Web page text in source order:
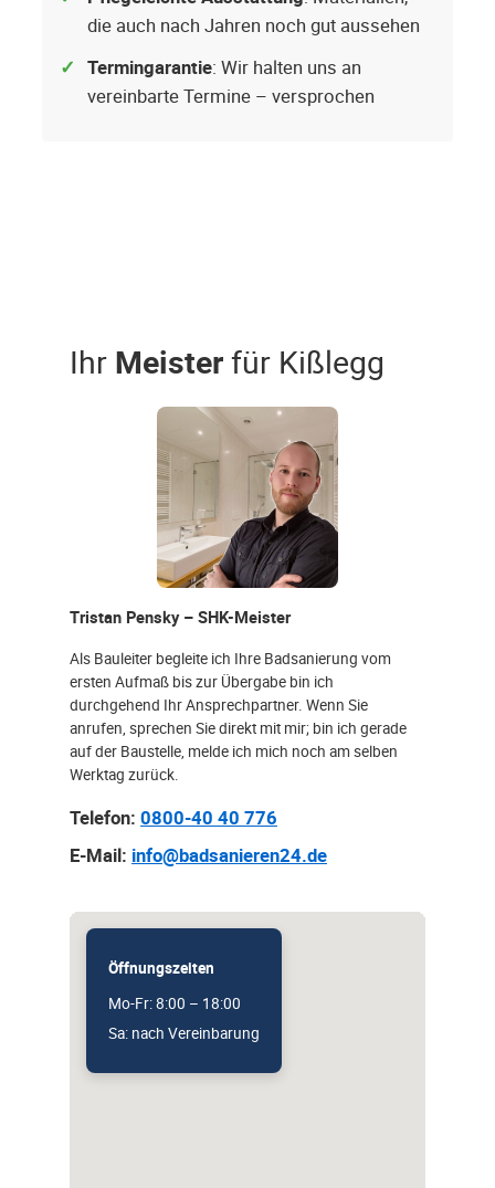
die auch nach Jahren noch gut aussehen
Termingarantie: Wir halten uns an
vereinbarte Termine – versprochen
Ihr Meisterfür Kißlegg
Tristan Pensky – SHK-Meister
Als Bauleiter begleite ich Ihre Badsanierung vom
ersten Aufmaß bis zur Übergabe bin ich
durchgehend Ihr Ansprechpartner. Wenn Sie
anrufen, sprechen Sie direkt mit mir; bin ich gerade
auf der Baustelle, melde ich mich noch am selben
Werktag zurück.
Telefon: 0800-40 40 776
E-Mail: info@badsanieren24.de
Öffnungszeiten
Mo-Fr: 8:00 – 18:00
Sa: nach Vereinbarung